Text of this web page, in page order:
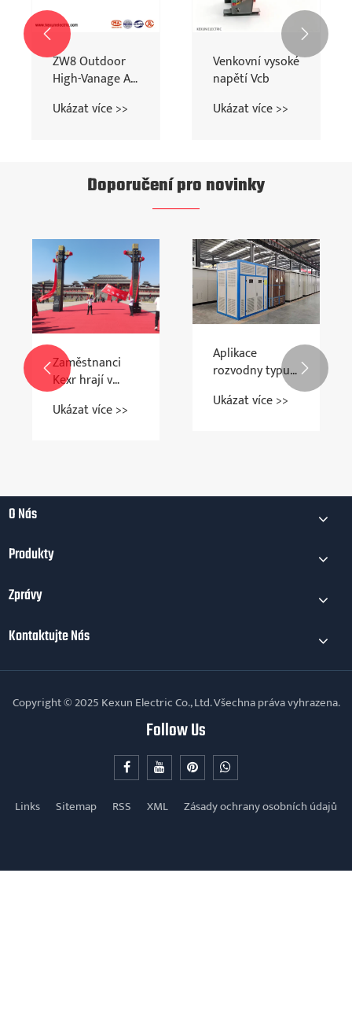
ZW8 Outdoor
High-Vanage AC
Ukázat více >>
Venkovní
Ukázat více
 
Doporučení pro novinky
Studios.
Ukázat více >>
Aplikace
rozvodny
krabice
Ukázat více
 
O Nás
Produkty
Zprávy
Kontaktujte Nás
Copyright © 2025 Kexun Electric Co., Ltd. Všechna práva vyhrazena.
Follow Us
Links Sitemap RSS XML Zásady ochrany osobních údajů